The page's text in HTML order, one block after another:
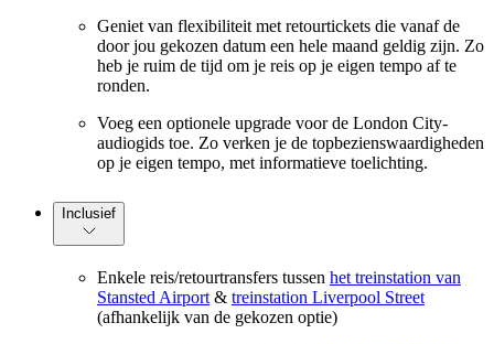
Geniet van flexibiliteit met retourtickets die vanaf de
door jou gekozen datum een hele maand geldig zijn. Zo
heb je ruim de tijd om je reis op je eigen tempo af te
ronden.
Voeg een optionele upgrade voor de London City-
audiogids toe. Zo verken je de topbezienswaardigheden
op je eigen tempo, met informatieve toelichting.
Inclusief
Enkele reis/retourtransfers tussen het treinstation van
Stansted Airport & treinstation Liverpool Street
(afhankelijk van de gekozen optie)